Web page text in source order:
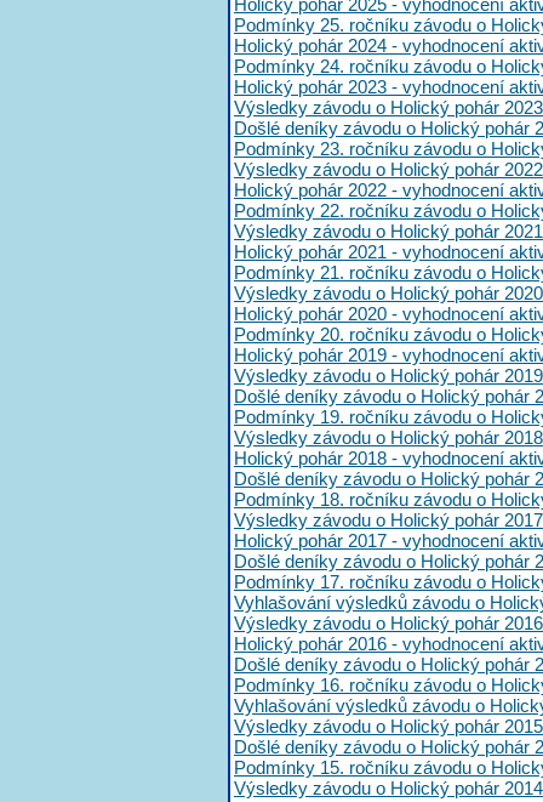
Holický pohár 2025 - vyhodnocení
Podmínky 25. ročníku závodu o
Holický pohár 2024 - vyhodnocení
Podmínky 24. ročníku závodu o
Holický pohár 2023 - vyhodnocení
Výsledky závodu o Holický pohár 2023
Došlé deníky závodu o Holický pohár
Podmínky 23. ročníku závodu o
Výsledky závodu o Holický pohár 2022
Holický pohár 2022 - vyhodnocení
Podmínky 22. ročníku závodu o
Výsledky závodu o Holický pohár 2021
Holický pohár 2021 - vyhodnocení
Podmínky 21. ročníku závodu o
Výsledky závodu o Holický pohár 2020
Holický pohár 2020 - vyhodnocení
Podmínky 20. ročníku závodu o
Holický pohár 2019 - vyhodnocení
Výsledky závodu o Holický pohár 2019
Došlé deníky závodu o Holický pohár
Podmínky 19. ročníku závodu o
Výsledky závodu o Holický pohár 2018
Holický pohár 2018 - vyhodnocení
Došlé deníky závodu o Holický pohár
Podmínky 18. ročníku závodu o
Výsledky závodu o Holický pohár 2017
Holický pohár 2017 - vyhodnocení
Došlé deníky závodu o Holický pohár
Podmínky 17. ročníku závodu o
Vyhlašování výsledků závodu o
Výsledky závodu o Holický pohár 2016
Holický pohár 2016 - vyhodnocení
Došlé deníky závodu o Holický pohár
Podmínky 16. ročníku závodu o
Vyhlašování výsledků závodu o
Výsledky závodu o Holický pohár 2015
Došlé deníky závodu o Holický pohár
Podmínky 15. ročníku závodu o
Výsledky závodu o Holický pohár 2014